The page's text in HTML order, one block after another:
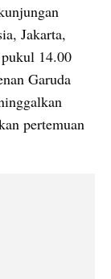
Jakarta,
14.00
Garuda
pertemuan